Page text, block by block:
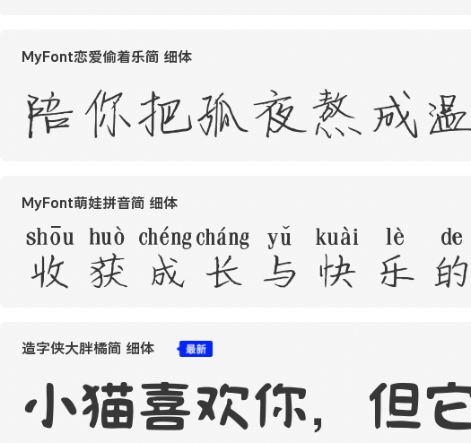
MyFont恋爱偷着乐简 细体
陪你把孤夜熬成
MyFont萌娃拼音简 细体
收获成长与快乐
造字侠大胖橘简 细体
小猫喜欢你，但